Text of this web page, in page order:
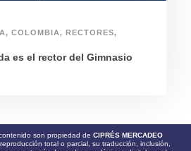
, COLOMBIA, RECTORES,
es el rector del Gimnasio
son propiedad de CIPRÉS MERCADEO
total o parcial, su traducción, inclusión,